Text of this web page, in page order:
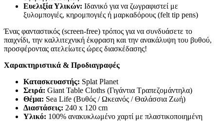
Ευελιξία Υλικών: Ιδανικό για να ζωγραφιστεί με
ξυλομπογιές, κηρομπογιές ή μαρκαδόρους (felt tip pens)
Ένας φανταστικός (screen-free) τρόπος για να συνδυάσετε το
παιχνίδι, την καλλιτεχνική έκφραση και την ανακάλυψη του βυθού,
προσφέροντας ατελείωτες ώρες διασκέδασης!
Χαρακτηριστικά & Προδιαγραφές
Κατασκευαστής: Splat Planet
Σειρά: Giant Table Cloths (Γιγάντια Τραπεζομάντηλα)
Θέμα: Sea Life (Βυθός / Ωκεανός / Θαλάσσια Ζωή)
Διαστάσεις: 240 x 120 cm
Υλικό: 100% ανακυκλωμένο χαρτί με πλαστικοποιημένη